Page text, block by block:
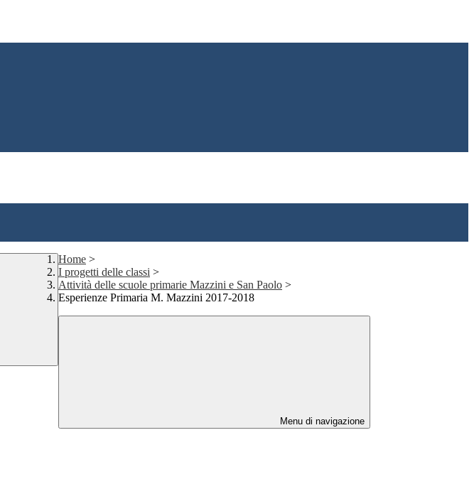
Home >
I progetti delle classi >
Attività delle scuole primarie Mazzini e San Paolo >
Esperienze Primaria M. Mazzini 2017-2018
Menu di navigazione